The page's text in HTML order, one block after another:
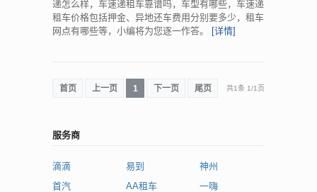
递怎么样，车速递租车靠谱吗，车型有哪些，车速递
租车价格包括押金、异地还车费用分别要多少，租车
网点有哪些等，小编将为您逐一作答。 [详情]
首页 上一页 1 下一页 尾页 共1条 1/1页
服务商
滴滴 易到
神州
首汽
AA租车
一嗨